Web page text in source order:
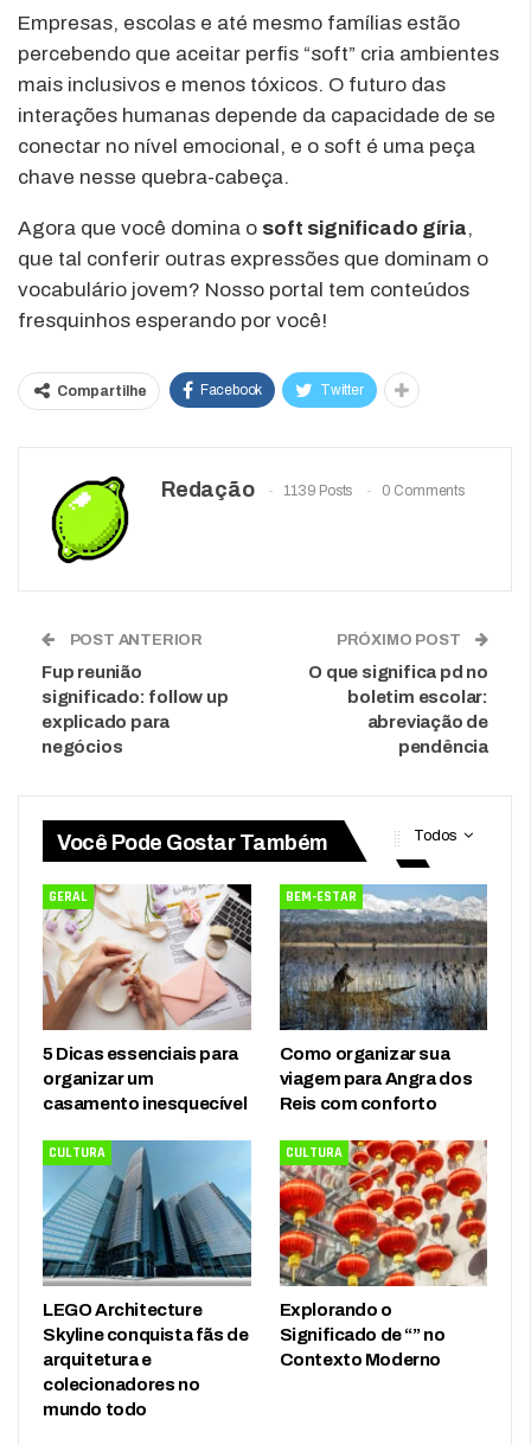
Empresas, escolas e até mesmo famílias estão
percebendo que aceitar perfis “soft” cria ambientes
mais inclusivos e menos tóxicos. O futuro das
interações humanas depende da capacidade de se
conectar no nível emocional, e o soft é uma peça
chave nesse quebra-cabeça.
Agora que você domina o soft significado gíria,
que tal conferir outras expressões que dominam o
vocabulário jovem? Nosso portal tem conteúdos
fresquinhos esperando por você!
Compartilhe Facebook Twitter
Redação 1139 Posts 0 Comments
POST ANTERIOR
Fup reunião
significado: follow up
explicado para
negócios
PRÓXIMO POST
O que significa pd no
boletim escolar:
abreviação de
pendência
Todos
Você Pode Gostar Também
GERAL
5 Dicas essenciais para
organizar um
casamento inesquecível
BEM-ESTAR
Como organizar sua
viagem para Angra dos
Reis com conforto
CULTURA
LEGO Architecture
Skyline conquista fãs de
arquitetura e
colecionadores no
mundo todo
CULTURA
Explorando o
Significado de “” no
Contexto Moderno